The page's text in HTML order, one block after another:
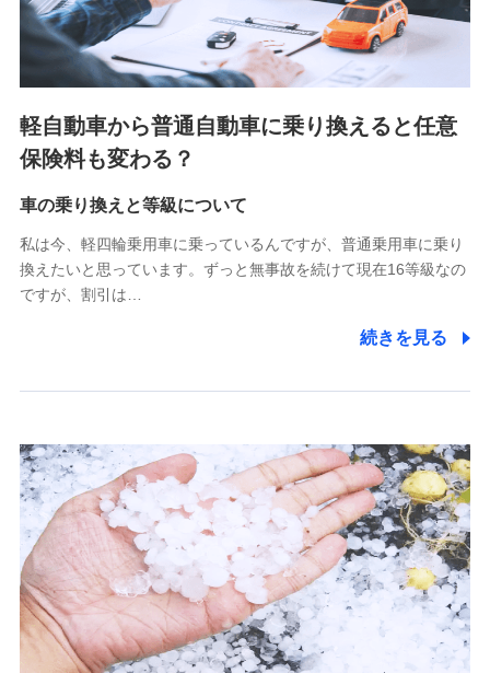
ssi.co.jp/)
SBIリスタ少額短期保険会社
(https://www.jishin.co.jp/)
スマートプラス少額短期保険株式会社
チューリッヒ少額短期保険株式会社
(https://www.zurichssi.co.jp/)
(https://www.tokiomarine-x.co.jp/)
(https://pshoken.co.jp/)
リトルファミリー少額短期保険株式会社
(https://www.littlefamily-ssi.com/)
郵便、電話、およびＥメール等により、当社と取引のあるも
た維持管理等の委託業務遂行のため、またそれらに付帯、関
連する当社および提携会社のサービスを案内、提供するため
（なお、当社は複数の保険会社と取引があり、取得した個人
情報を取引のある他の保険会社の商品・サービスをご提案す
るために利用させていただくことがあります。）
上記に係る連絡・手続き・管理等付帯業務を行うため
3.セミナー募集サイトから取得した個人情報
各種セミナーの案内、開催のため
上記に係る連絡・手続き・管理等付帯業務を行うため
軽自動車から普通自動車に乗り換えると任意
保険料も変わる？
車の乗り換えと等級について
私は今、軽四輪乗用車に乗っているんですが、普通乗用車に乗り
換えたいと思っています。ずっと無事故を続けて現在16等級なの
ですが、割引は…
続きを見る